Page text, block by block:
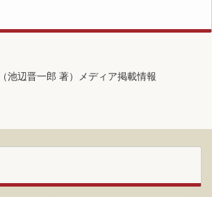
池辺晋一郎 著）メディア掲載情報